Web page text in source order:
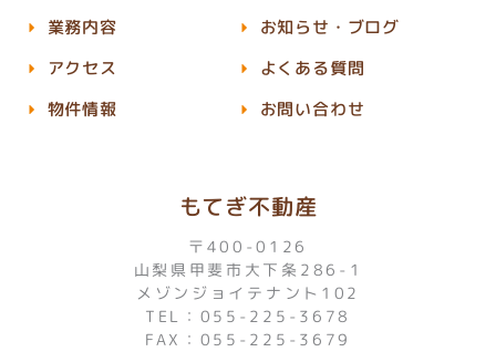
もてぎ不動産
〒400-0126
山梨県甲斐市大下条286-1
メゾンジョイテナント102
TEL：055-225-3678
FAX：055-225-3679
業務内容
アクセス
物件情報
お知らせ・ブログ
よくある質問
お問い合わせ